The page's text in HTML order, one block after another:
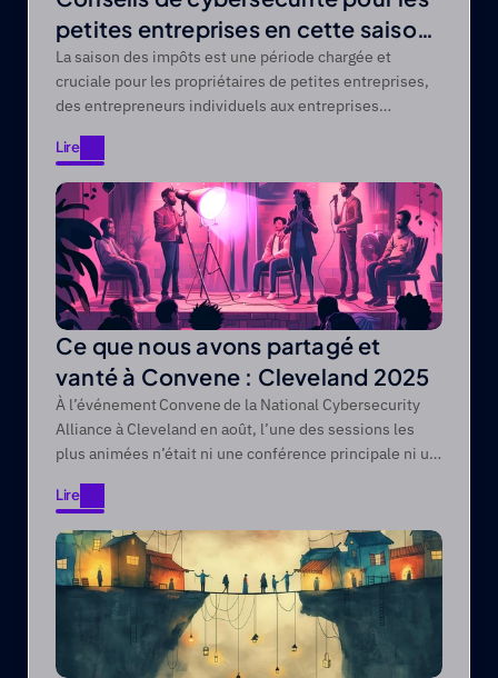
petites entreprises en cette saison
fiscale
La saison des impôts est une période chargée et
cruciale pour les propriétaires de petites entreprises,
des entrepreneurs individuels aux entreprises
Lire
Lire
Ce que nous avons partagé et
vanté à Convene : Cleveland 2025
À l’événement Convene de la National Cybersecurity
Alliance à Cleveland en août, l’une des sessions les
plus animées n’était ni une conférence principale ni un
nous organisons régulièrement à chaque conférence
Convene !
Lire
Lire